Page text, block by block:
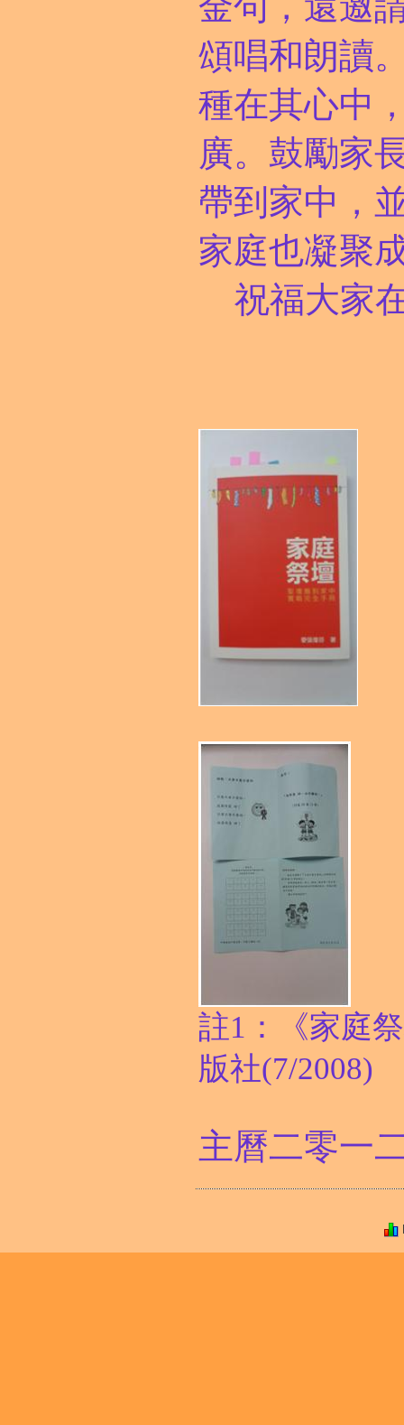
頌唱和朗讀
種在其心中
廣。鼓勵家
帶到家中，
家庭也凝聚
祝福大家
註1：《家庭
版社(7/2008)
主曆二零一